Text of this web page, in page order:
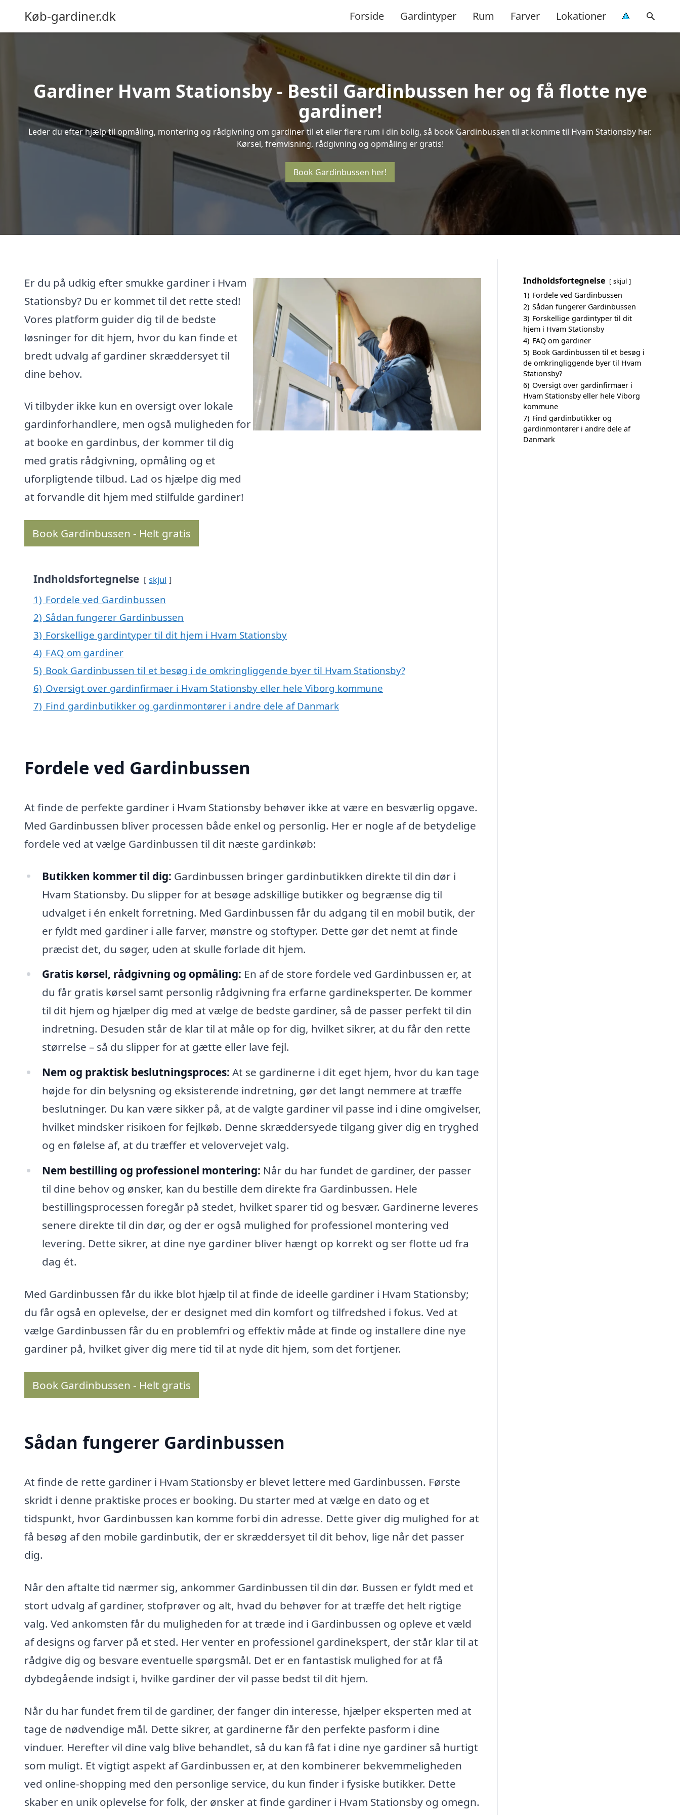
Køb-gardiner.dk Forside Gardintyper Rum Farver Lokationer
Gardiner Hvam Stationsby - Bestil Gardinbussen her og få flotte nye
gardiner!
Leder du efter hjælp til opmåling, montering og rådgivning om gardiner til et eller flere rum i din bolig, så book Gardinbussen til at komme til Hvam Stationsby her.
Kørsel, fremvisning, rådgivning og opmåling er gratis!
Book Gardinbussen her!
Er du på udkig efter smukke gardiner i Hvam
Stationsby? Du er kommet til det rette sted!
Vores platform guider dig til de bedste
løsninger for dit hjem, hvor du kan finde et
bredt udvalg af gardiner skræddersyet til
dine behov.
Vi tilbyder ikke kun en oversigt over lokale
gardinforhandlere, men også muligheden for
at booke en gardinbus, der kommer til dig
med gratis rådgivning, opmåling og et
uforpligtende tilbud. Lad os hjælpe dig med
at forvandle dit hjem med stilfulde gardiner!
Book Gardinbussen - Helt gratis
Indholdsfortegnelse skjul
1) Fordele ved Gardinbussen
2) Sådan fungerer Gardinbussen
3) Forskellige gardintyper til dit hjem i Hvam Stationsby
4) FAQ om gardiner
5) Book Gardinbussen til et besøg i de omkringliggende byer til Hvam Stationsby?
6) Oversigt over gardinfirmaer i Hvam Stationsby eller hele Viborg kommune
7) Find gardinbutikker og gardinmontører i andre dele af Danmark
Fordele ved Gardinbussen
At finde de perfekte gardiner i Hvam Stationsby behøver ikke at være en besværlig opgave.
Med Gardinbussen bliver processen både enkel og personlig. Her er nogle af de betydelige
fordele ved at vælge Gardinbussen til dit næste gardinkøb:
Butikken kommer til dig: Gardinbussen bringer gardinbutikken direkte til din dør i
Hvam Stationsby. Du slipper for at besøge adskillige butikker og begrænse dig til
udvalget i én enkelt forretning. Med Gardinbussen får du adgang til en mobil butik, der
er fyldt med gardiner i alle farver, mønstre og stoftyper. Dette gør det nemt at finde
præcist det, du søger, uden at skulle forlade dit hjem.
Gratis kørsel, rådgivning og opmåling: En af de store fordele ved Gardinbussen er, at
du får gratis kørsel samt personlig rådgivning fra erfarne gardineksperter. De kommer
til dit hjem og hjælper dig med at vælge de bedste gardiner, så de passer perfekt til din
indretning. Desuden står de klar til at måle op for dig, hvilket sikrer, at du får den rette
størrelse – så du slipper for at gætte eller lave fejl.
Nem og praktisk beslutningsproces: At se gardinerne i dit eget hjem, hvor du kan tage
højde for din belysning og eksisterende indretning, gør det langt nemmere at træffe
beslutninger. Du kan være sikker på, at de valgte gardiner vil passe ind i dine omgivelser,
hvilket mindsker risikoen for fejlkøb. Denne skræddersyede tilgang giver dig en tryghed
og en følelse af, at du træffer et velovervejet valg.
Nem bestilling og professionel montering: Når du har fundet de gardiner, der passer
til dine behov og ønsker, kan du bestille dem direkte fra Gardinbussen. Hele
bestillingsprocessen foregår på stedet, hvilket sparer tid og besvær. Gardinerne leveres
senere direkte til din dør, og der er også mulighed for professionel montering ved
levering. Dette sikrer, at dine nye gardiner bliver hængt op korrekt og ser flotte ud fra
dag ét.
Med Gardinbussen får du ikke blot hjælp til at finde de ideelle gardiner i Hvam Stationsby;
du får også en oplevelse, der er designet med din komfort og tilfredshed i fokus. Ved at
vælge Gardinbussen får du en problemfri og effektiv måde at finde og installere dine nye
gardiner på, hvilket giver dig mere tid til at nyde dit hjem, som det fortjener.
Book Gardinbussen - Helt gratis
Sådan fungerer Gardinbussen
At finde de rette gardiner i Hvam Stationsby er blevet lettere med Gardinbussen. Første
skridt i denne praktiske proces er booking. Du starter med at vælge en dato og et
tidspunkt, hvor Gardinbussen kan komme forbi din adresse. Dette giver dig mulighed for at
få besøg af den mobile gardinbutik, der er skræddersyet til dit behov, lige når det passer
dig.
Når den aftalte tid nærmer sig, ankommer Gardinbussen til din dør. Bussen er fyldt med et
stort udvalg af gardiner, stofprøver og alt, hvad du behøver for at træffe det helt rigtige
valg. Ved ankomsten får du muligheden for at træde ind i Gardinbussen og opleve et væld
af designs og farver på et sted. Her venter en professionel gardinekspert, der står klar til at
rådgive dig og besvare eventuelle spørgsmål. Det er en fantastisk mulighed for at få
dybdegående indsigt i, hvilke gardiner der vil passe bedst til dit hjem.
Når du har fundet frem til de gardiner, der fanger din interesse, hjælper eksperten med at
tage de nødvendige mål. Dette sikrer, at gardinerne får den perfekte pasform i dine
vinduer. Herefter vil dine valg blive behandlet, så du kan få fat i dine nye gardiner så hurtigt
som muligt. Et vigtigt aspekt af Gardinbussen er, at den kombinerer bekvemmeligheden
ved online-shopping med den personlige service, du kun finder i fysiske butikker. Dette
skaber en unik oplevelse for folk, der ønsker at finde gardiner i Hvam Stationsby og omegn.
Indholdsfortegnelse skjul
1) Fordele ved Gardinbussen
2) Sådan fungerer Gardinbussen
3) Forskellige gardintyper til dit
hjem i Hvam Stationsby
4) FAQ om gardiner
5) Book Gardinbussen til et besøg i
de omkringliggende byer til Hvam
Stationsby?
6) Oversigt over gardinfirmaer i
Hvam Stationsby eller hele Viborg
kommune
7) Find gardinbutikker og
gardinmontører i andre dele af
Danmark